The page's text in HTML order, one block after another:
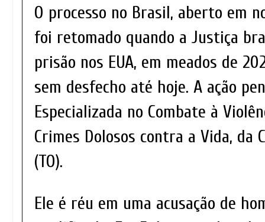
O processo no Brasil, aberto em
foi retomado quando a Justiça
prisão nos EUA, em meados de
sem desfecho até hoje. A ação
Especializada no Combate à
Crimes Dolosos contra a Vida, da
(TO).
Ele é réu em uma acusação de